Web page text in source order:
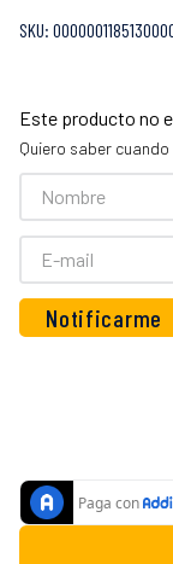
:
Este producto no
Quiero saber
.
vaso
10. vaso licuadora